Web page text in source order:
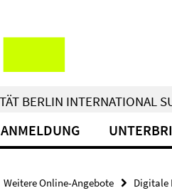
BERLIN INTERNATIONAL
ANMELDUNG
Weitere Online-Angebote
Digitale